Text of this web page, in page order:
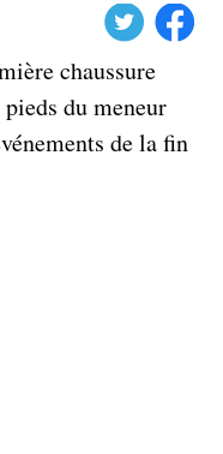
Facebook
chaussure
du meneur
de la fin